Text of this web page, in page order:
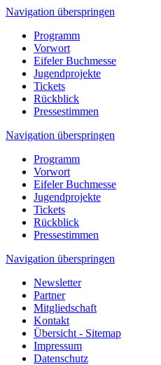
Navigation überspringen
Programm
Vorwort
Eifeler Buchmesse
Jugendprojekte
Tickets
Rückblick
Pressestimmen
Navigation überspringen
Programm
Vorwort
Eifeler Buchmesse
Jugendprojekte
Tickets
Rückblick
Pressestimmen
Navigation überspringen
Newsletter
Partner
Mitgliedschaft
Kontakt
Übersicht - Sitemap
Impressum
Datenschutz